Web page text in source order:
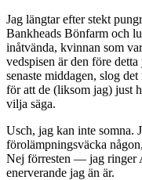
Jag längtar efter stekt
Bankheads Bönfarm och
inåtvända, kvinnan som
vedspisen är den före
senaste middagen, slog
för att de (liksom jag) just
vilja säga.
Usch, jag kan inte somna.
förolämpningsväcka
Nej förresten — jag ringer
enerverande jag än är.